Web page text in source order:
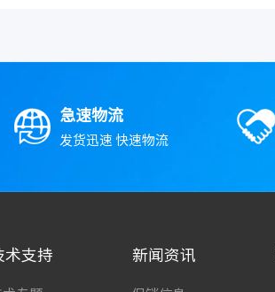
急速物流
发货迅速 快速物流
术支持 新闻资讯